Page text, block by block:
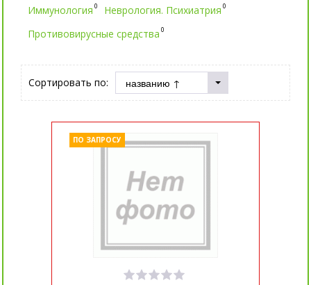
Иммунология 0 Неврология. Психиатрия 0
Противовирусные средства 0
Сортировать по:
ПО ЗАПРОСУ